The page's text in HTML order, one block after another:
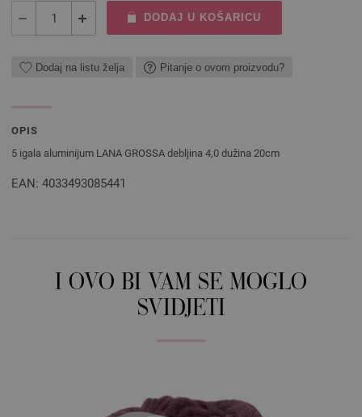
DODAJ U KOŠARICU
Dodaj na listu želja Pitanje o ovom proizvodu?
OPIS
5 igala aluminijum LANA GROSSA debljina 4,0 dužina 20cm
EAN: 4033493085441
I OVO BI VAM SE MOGLO
SVIDJETI